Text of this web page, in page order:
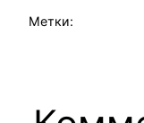
Метки: